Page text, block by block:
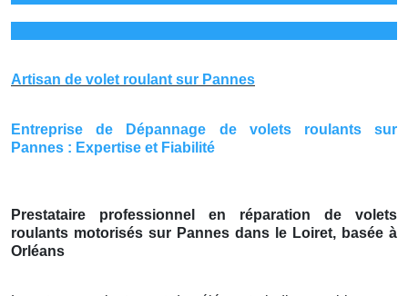
Artisan de volet roulant sur Pannes
Entreprise de Dépannage de volets roulants sur
Pannes : Expertise et Fiabilité
Prestataire professionnel en réparation de volets
roulants motorisés sur Pannes dans le Loiret, basée à
Orléans